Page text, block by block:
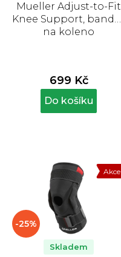
Mueller Adjust-to-Fit
Knee Support, bandáž
na koleno
699 Kč
Do košíku
Akce
-25%
Skladem